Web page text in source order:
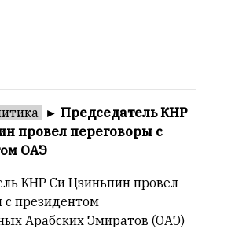
► Председатель КНР
провел переговоры с
ОАЭ
КНР Си Цзиньпин провел
с президентом
Арабских Эмиратов (ОАЭ)